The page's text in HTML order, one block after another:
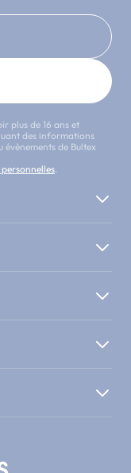
plus de 16 ans et
des informations
de Bultex
.